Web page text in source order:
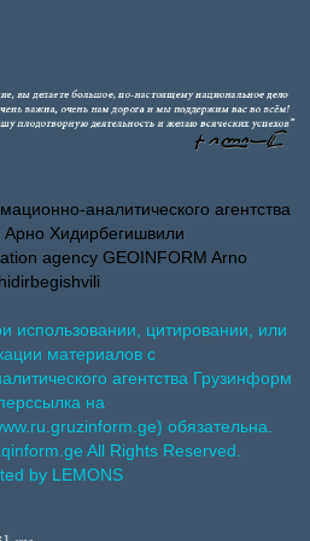
аналитического агентства
Хидирбегишвили
agency GEOINFORM Arno
цитировании, или
материалов с
агентства Грузинформ
на
обязательна.
All Rights Reserved.
by LEMONS